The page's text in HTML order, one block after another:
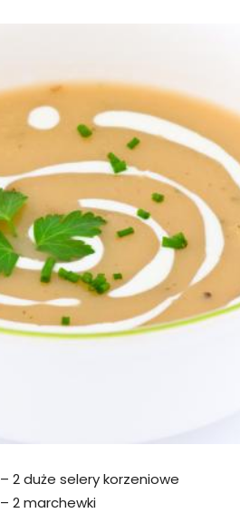
– 2 duże selery korzeniowe
– 2 marchewki